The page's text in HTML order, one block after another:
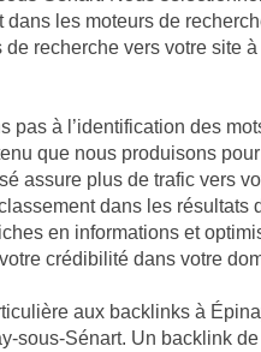
les moteurs de
recherche vers votre site
pas à l’identification des
que nous produisons
assure plus de trafic vers
dans les
en informations et
crédibilité dans votre
aux backlinks à
sous-Sénart. Un backlink